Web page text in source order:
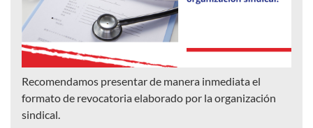
Recomendamos presentar de manera inmediata el
formato de revocatoria elaborado por la organización
sindical.